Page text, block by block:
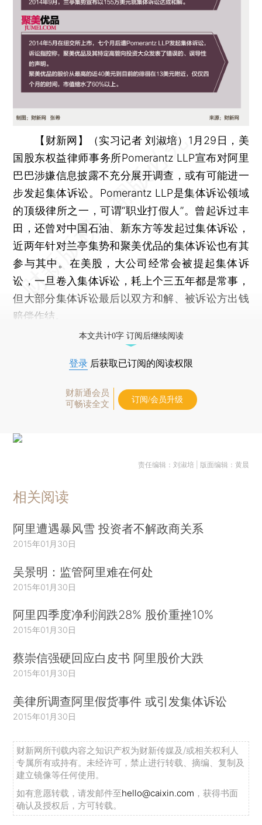
【财新网】（实习记者 刘淑培） 1月29日，美
国股东权益律师事务所Pomerantz LLP宣布对阿里
巴巴涉嫌信息披露不充分展开调查，或有可能进一
步发起集体诉讼。Pomerantz LLP是集体诉讼领域
的顶级律所之一，可谓“职业打假人”。曾起诉过丰
田，还曾对中国石油、新东方等发起过集体诉讼，
近两年针对兰亭集势和聚美优品的集体诉讼也有其
参与其中。在美股，大公司经常会被提起集体诉
讼，一旦卷入集体诉讼，耗上个三五年都是常事，
但大部分集体诉讼最后以双方和解、被诉讼方出钱
赔偿作结。
本文共计0字 订阅后继续阅读
登录 后获取已订阅的阅读权限
财新通会员
可畅读全文
订阅/会员升级
责任编辑：刘淑培 | 版面编辑：黄晨
相关阅读
阿里遭遇暴风雪 投资者不解政商关系
2015年01月30日
吴景明：监管阿里难在何处
2015年01月30日
阿里四季度净利润跌28% 股价重挫10%
2015年01月30日
蔡崇信强硬回应白皮书 阿里股价大跌
2015年01月30日
美律所调查阿里假货事件 或引发集体诉讼
2015年01月30日
财新网所刊载内容之知识产权为财新传媒及/或相关权利人
专属所有或持有。未经许可，禁止进行转载、摘编、复制及
建立镜像等任何使用。
如有意愿转载，请发邮件至hello@caixin.com ，获得书面
确认及授权后，方可转载。